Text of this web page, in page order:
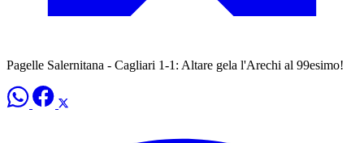
Pagelle Salernitana - Cagliari 1-1: Altare gela l'Arechi al 99esimo!